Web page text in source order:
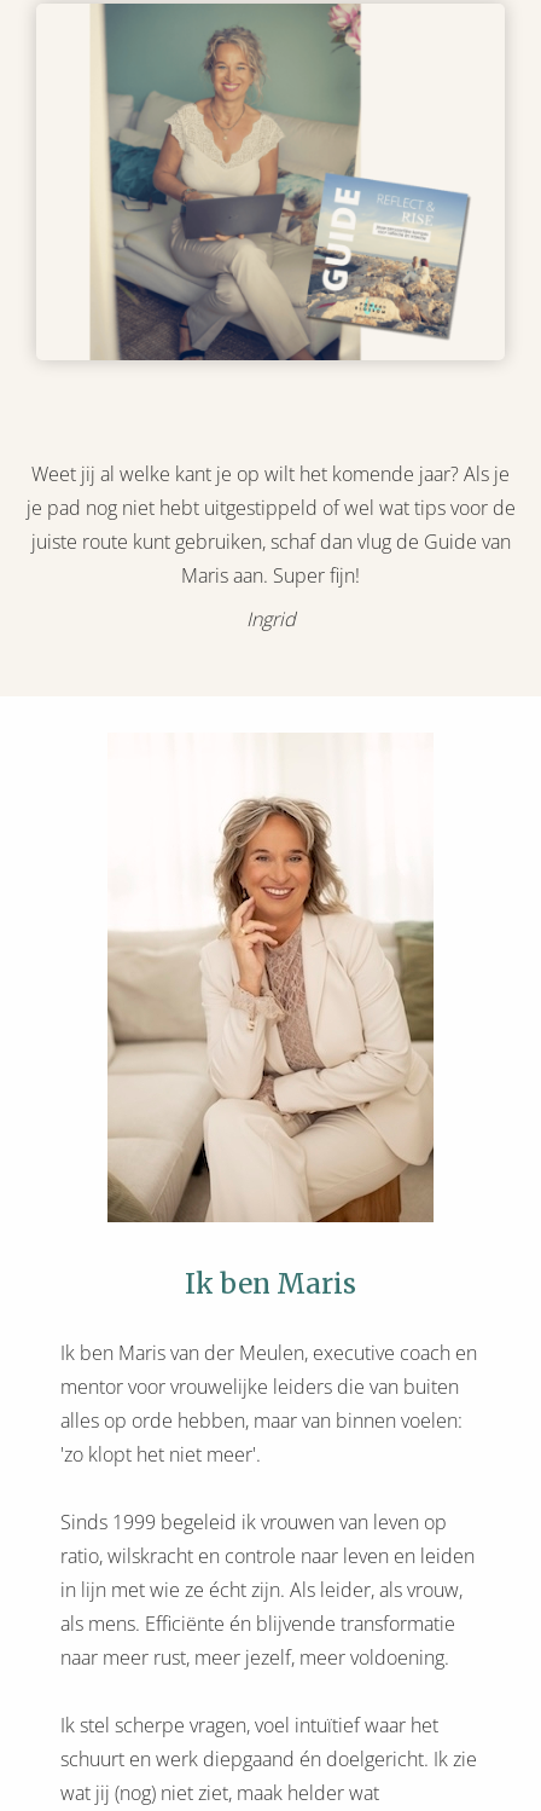
Weet jij al welke kant je op wilt het komende jaar? Als je
je pad nog niet hebt uitgestippeld of wel wat tips voor de
juiste route kunt gebruiken, schaf dan vlug de Guide van
Maris aan. Super fijn!
Ingrid
Ik ben Maris
Ik ben Maris van der Meulen, executive coach en
mentor voor vrouwelijke leiders die van buiten
alles op orde hebben, maar van binnen voelen:
'zo klopt het niet meer'.
Sinds 1999 begeleid ik vrouwen van leven op
ratio, wilskracht en controle naar leven en leiden
in lijn met wie ze écht zijn. Als leider, als vrouw,
als mens. Efficiënte én blijvende transformatie
naar meer rust, meer jezelf, meer voldoening.
Ik stel scherpe vragen, voel intuïtief waar het
schuurt en werk diepgaand én doelgericht. Ik zie
wat jij (nog) niet ziet, maak helder wat